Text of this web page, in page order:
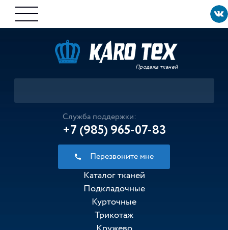
Продажа тканей
Служба поддержки:
+7 (985) 965-07-83
Перезвоните мне
Каталог тканей
Подкладочные
Курточные
Трикотаж